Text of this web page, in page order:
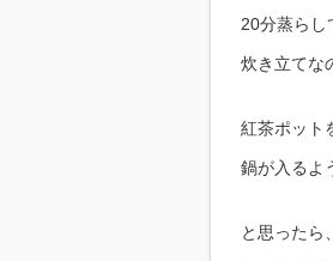
20分蒸らし
炊き立てな
紅茶ポット
鍋が入るよ
と思ったら